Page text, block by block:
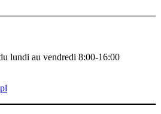
lundi au vendredi 8:00-16:00